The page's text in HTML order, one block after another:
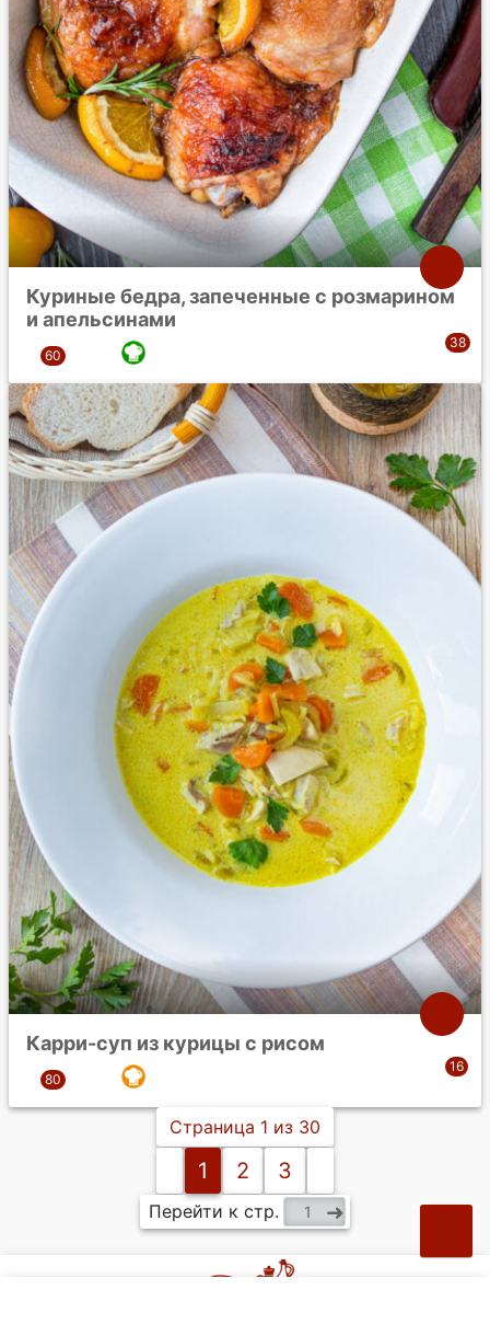
Куриные бедра, запеченные с розмарином
и апельсинами
Карри-суп из курицы с рисом
Страница 1 из 30
1 2 3
Перейти к стр.